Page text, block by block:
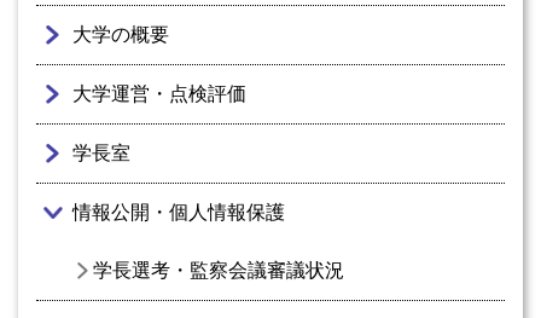
大学の概要
大学運営・点検評価
学長室
情報公開・個人情報保護
学長選考・監察会議審議状況